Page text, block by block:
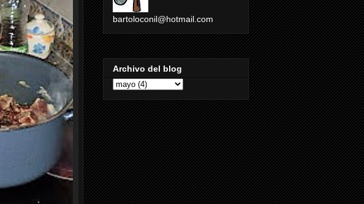
bartoloconil@hotmail.com
Archivo del blog